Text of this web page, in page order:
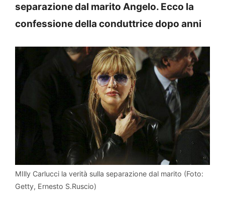
separazione dal marito Angelo. Ecco la
confessione della conduttrice dopo anni
MIlly Carlucci la verità sulla separazione dal marito (Foto:
Getty, Ernesto S.Ruscio)